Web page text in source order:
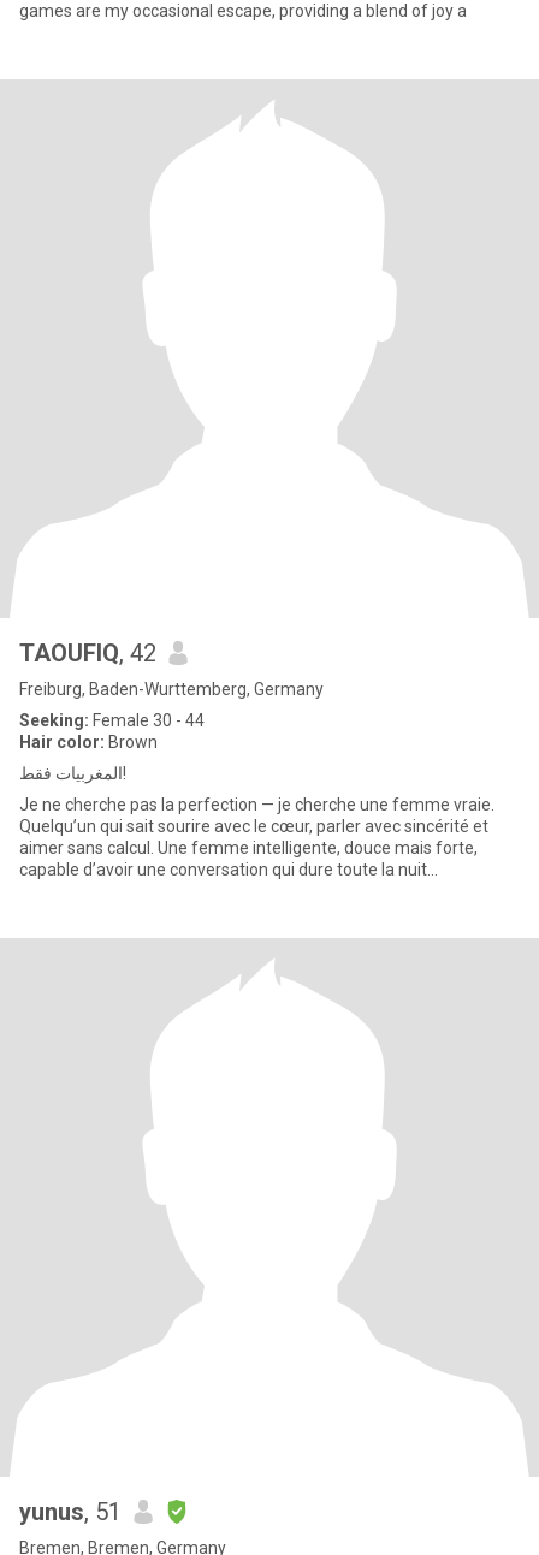
games are my occasional escape, providing a blend of joy a
TAOUFIQ, 42
Freiburg, Baden-Wurttemberg, Germany
Seeking: Female 30 - 44
Hair color: Brown
المغربيات فقط!
Je ne cherche pas la perfection — je cherche une femme vraie.
Quelqu’un qui sait sourire avec le cœur, parler avec sincérité et
aimer sans calcul. Une femme intelligente, douce mais forte,
capable d’avoir une conversation qui dure toute la nuit…
yunus, 51
Bremen, Bremen, Germany